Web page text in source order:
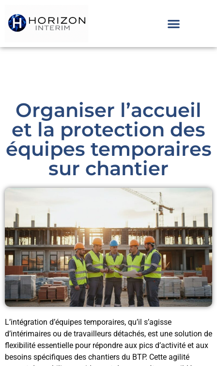
Organiser l’accueil
et la protection des
équipes temporaires
sur chantier
L’intégration d’équipes temporaires, qu’il s’agisse
d’intérimaires ou de travailleurs détachés, est une solution de
flexibilité essentielle pour répondre aux pics d’activité et aux
besoins spécifiques des chantiers du BTP. Cette agilité